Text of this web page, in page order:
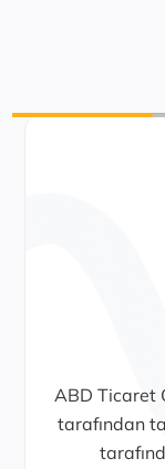
ABD Ticaret
tarafından